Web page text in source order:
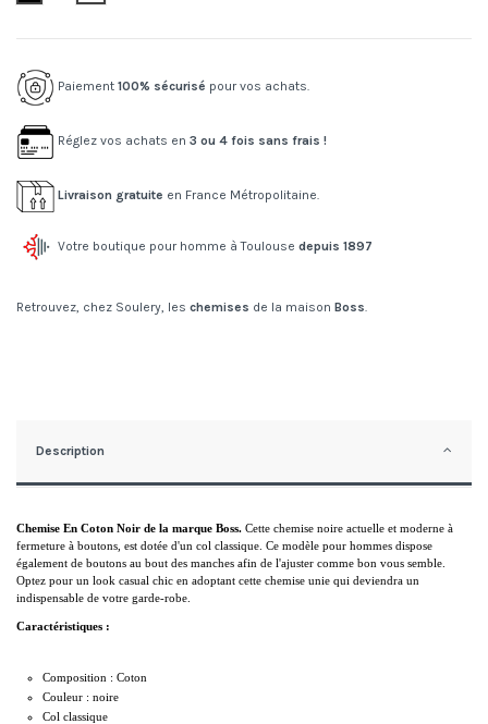
Paiement 100% sécurisé pour vos achats.
Réglez vos achats en 3 ou 4 fois sans frais !
Livraison gratuite en France Métropolitaine.
Votre boutique pour homme à Toulouse depuis 1897
Retrouvez, chez Soulery, les chemises de la maison Boss.
Description
Chemise En Coton Noir de la marque Boss. Cette chemise noire actuelle et moderne à
fermeture à boutons, est dotée d'un col classique. Ce modèle pour hommes dispose
également de boutons au bout des manches afin de l'ajuster comme bon vous semble.
Optez pour un look casual chic en adoptant cette chemise unie qui deviendra un
indispensable de votre garde-robe.
Caractéristiques :
Composition : Coton
Couleur : noire
Col classique